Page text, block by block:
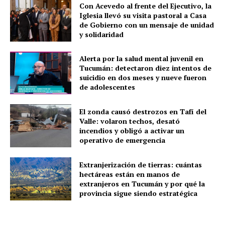
Con Acevedo al frente del Ejecutivo, la
Iglesia llevó su visita pastoral a Casa
de Gobierno con un mensaje de unidad
y solidaridad
Alerta por la salud mental juvenil en
Tucumán: detectaron diez intentos de
suicidio en dos meses y nueve fueron
de adolescentes
El zonda causó destrozos en Tafí del
Valle: volaron techos, desató
incendios y obligó a activar un
operativo de emergencia
Extranjerización de tierras: cuántas
hectáreas están en manos de
extranjeros en Tucumán y por qué la
provincia sigue siendo estratégica